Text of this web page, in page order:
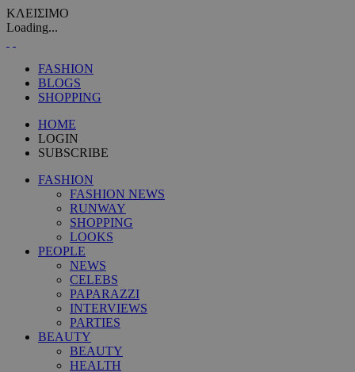
ΚΛΕΙΣΙΜΟ
Loading...
FASHION
BLOGS
SHOPPING
HOME
LOGIN
SUBSCRIBE
FASHION
FASHION NEWS
RUNWAY
SHOPPING
LOOKS
PEOPLE
NEWS
CELEBS
PAPARAZZI
INTERVIEWS
PARTIES
BEAUTY
BEAUTY
HEALTH